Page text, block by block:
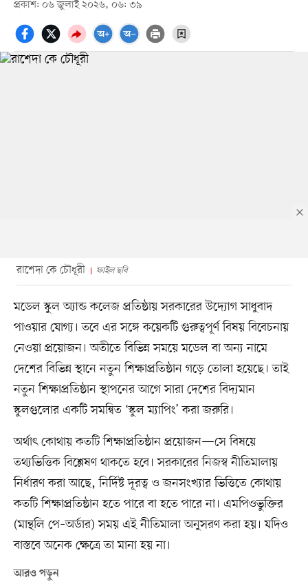
প্রকাশ: ০৬ জুলাই ২০২৬, ০৬: ৩৯
রাশেদা কে চৌধূরী ফাইল ছবি
মডেল স্কুল অ্যান্ড কলেজ প্রতিষ্ঠায় সরকারের উদ্যোগ সাধুবাদ
পাওয়ার যোগ্য। তবে এর সঙ্গে কয়েকটি গুরুত্বপূর্ণ বিষয় বিবেচনায়
নেওয়া প্রয়োজন। অতীতে বিভিন্ন সময়ে মডেল বা অন্য নামে
দেশের বিভিন্ন স্থানে নতুন শিক্ষাপ্রতিষ্ঠান গড়ে তোলা হয়েছে। তাই
নতুন শিক্ষাপ্রতিষ্ঠান স্থাপনের আগে সারা দেশের বিদ্যমান
স্কুলগুলোর একটি সমন্বিত ‘স্কুল ম্যাপিং’ করা জরুরি।
অর্থাৎ কোথায় কতটি শিক্ষাপ্রতিষ্ঠান প্রয়োজন—সে বিষয়ে
তথ্যভিত্তিক বিশ্লেষণ থাকতে হবে। সরকারের নিজস্ব নীতিমালায়
নির্ধারণ করা আছে, নির্দিষ্ট দূরত্ব ও জনসংখ্যার ভিত্তিতে কোথায়
কতটি শিক্ষাপ্রতিষ্ঠান হতে পারে বা হতে পারে না। এমপিওভুক্তির
(মান্থলি পে–অর্ডার) সময় এই নীতিমালা অনুসরণ করা হয়। যদিও
বাস্তবে অনেক ক্ষেত্রে তা মানা হয় না।
আরও পড়ুন